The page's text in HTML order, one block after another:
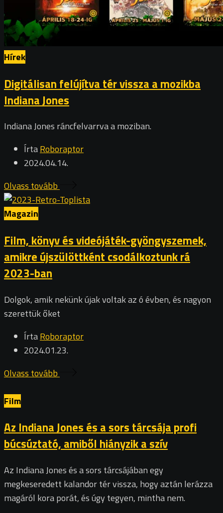
Hírek
Digitálisan felújítva tér vissza a mozikba
Indiana Jones
Indiana Jones ráncfelvarrva a moziban.
ÍrtaRoboraptor
2024.04.14.
Olvass tovább
Magazin
Film, könyv és videójáték-gyöngyszemek,
amikre újszülöttként csodálkoztunk rá
2023-ban
Dolgok, amik nekünk újak voltak az ó évben, és nagyon
szerettük őket
ÍrtaRoboraptor
2024.01.23.
Olvass tovább
Film
Az Indiana Jones és a sors tárcsája profi
búcsúztató, amiből hiányzik a szív
Az Indiana Jones és a sors tárcsájában egy
megkeseredett kalandor tér vissza, hogy aztán lerázza
magáról kora porát, és úgy tegyen, mintha nem.